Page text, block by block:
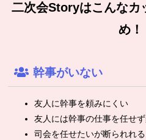
二次会Storyはこんなカ
め！
幹事がいない
友人に幹事を頼みにくい
友人には幹事の仕事を任せ
司会を任せたいが断られれる